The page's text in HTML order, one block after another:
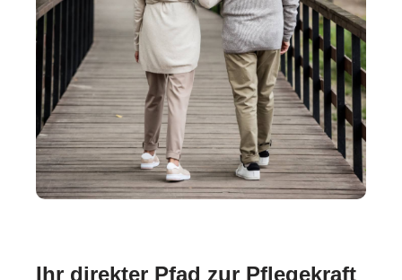
Ihr direkter Pfad zur Pflegekraft